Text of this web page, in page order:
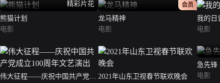
精彩片花
熊猫计划
电影
正片
会员
龙马精神
电影
我的日
电影
伟大征程——庆祝中国共产党成 2021年山东卫视春节联欢晚会
急先锋
电影